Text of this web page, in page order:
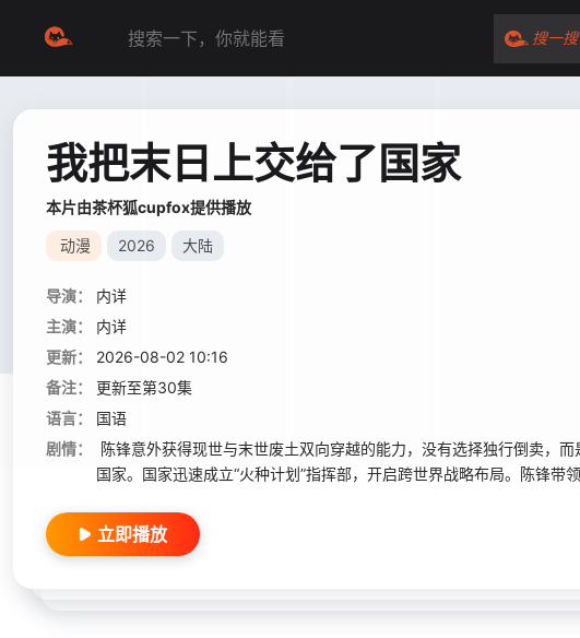
搜一搜
我把末日上交给了国家
本片由茶杯狐cupfox提供播放
动漫 2026 大陆
导演：
内详
主演：
内详
更新：
2026-08-02 10:16
备注：
更新至第30集
语言：
国语
剧情：
陈锋意外获得现世与末世废土双向穿越的能力，没有选择独行倒卖，
国家。国家迅速成立“火种计划”指挥部，开启跨世界战略布局。陈锋带
立即播放